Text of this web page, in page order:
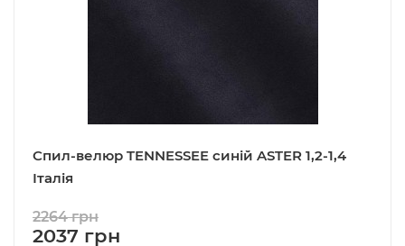
Спил-велюр TENNESSEE синій ASTER 1,2-1,4
Італія
2037 грн
2264 грн